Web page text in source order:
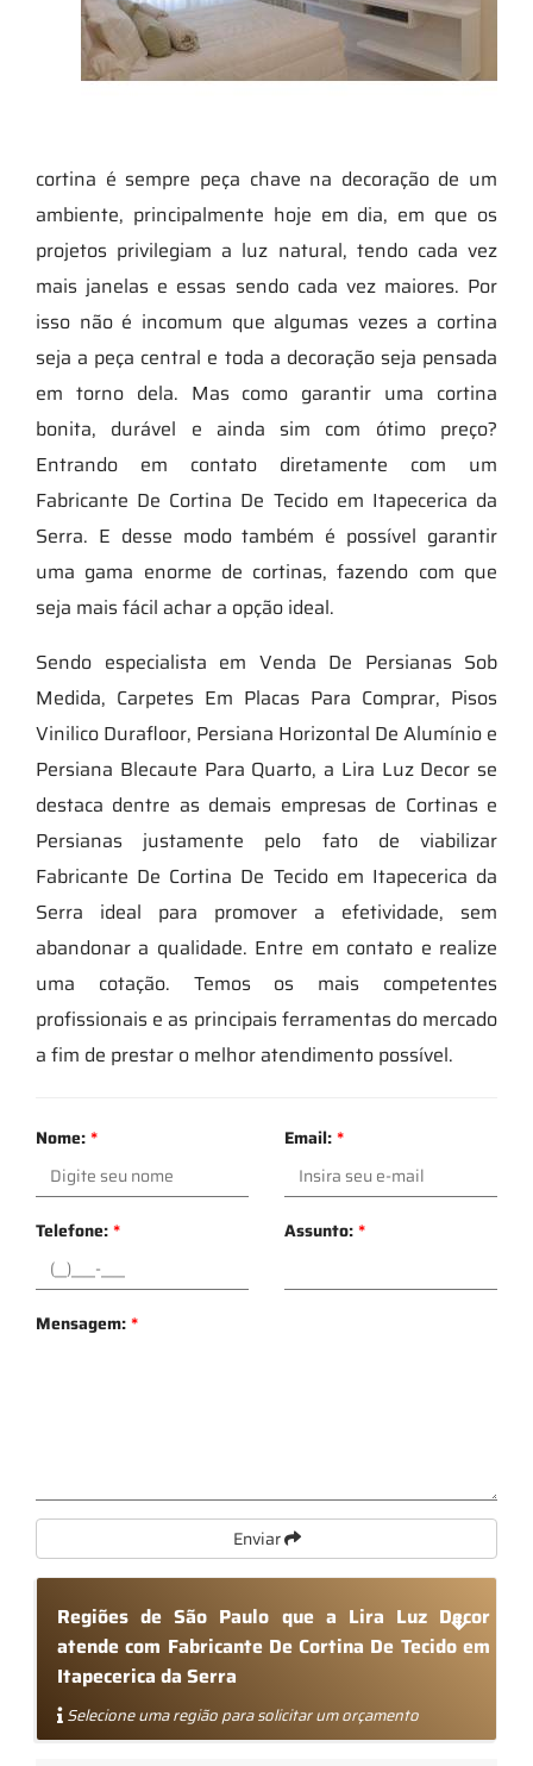
cortina é sempre peça chave na decoração de um
ambiente, principalmente hoje em dia, em que os
projetos privilegiam a luz natural, tendo cada vez
mais janelas e essas sendo cada vez maiores. Por
isso não é incomum que algumas vezes a cortina
seja a peça central e toda a decoração seja pensada
em torno dela. Mas como garantir uma cortina
bonita, durável e ainda sim com ótimo preço?
Entrando em contato diretamente com um
Fabricante De Cortina De Tecido em Itapecerica da
Serra. E desse modo também é possível garantir
uma gama enorme de cortinas, fazendo com que
seja mais fácil achar a opção ideal.
Sendo especialista em Venda De Persianas Sob
Medida, Carpetes Em Placas Para Comprar, Pisos
Vinilico Durafloor, Persiana Horizontal De Alumínio e
Persiana Blecaute Para Quarto, a Lira Luz Decor se
destaca dentre as demais empresas de Cortinas e
Persianas justamente pelo fato de viabilizar
Fabricante De Cortina De Tecido em Itapecerica da
Serra ideal para promover a efetividade, sem
abandonar a qualidade. Entre em contato e realize
uma cotação. Temos os mais competentes
profissionais e as principais ferramentas do mercado
a fim de prestar o melhor atendimento possível.
Nome:* Email:*
Telefone:* Assunto:*
Mensagem:*
Enviar
Regiões de São Paulo que a Lira Luz Decor
atende com Fabricante De Cortina De Tecido em
Itapecerica da Serra
Selecione uma região para solicitar um orçamento